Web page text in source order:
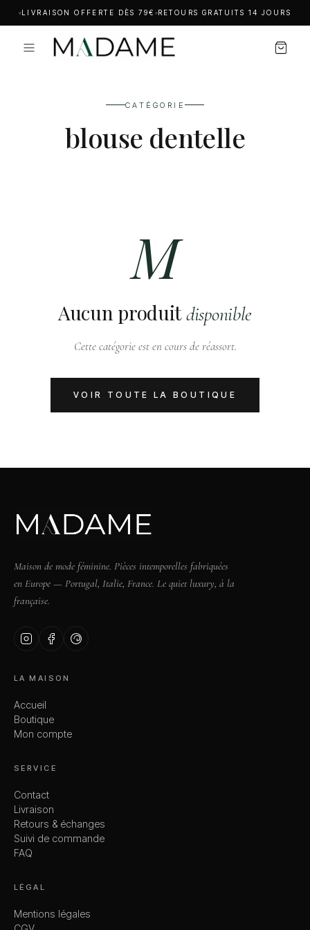
LIVRAISON OFFERTE DÈS 79€ RETOURS GRATUITS 14 JOURS
CATÉGORIE
blouse dentelle
M
Aucun produitdisponible
Cette catégorie est en cours de réassort.
VOIR TOUTE LA BOUTIQUE
Maison de mode féminine. Pièces intemporelles fabriquées
en Europe — Portugal, Italie, France. Le quiet luxury, à la
française.
LA MAISON
Accueil
Boutique
Mon compte
SERVICE
Contact
Livraison
Retours & échanges
Suivi de commande
FAQ
LÉGAL
Mentions légales